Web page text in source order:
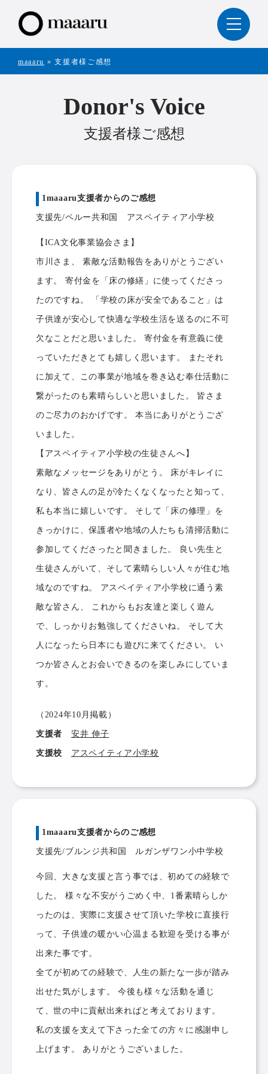
maaaru » 支援者様ご感想
Donor's Voice
支援者様ご感想
1maaaru支援者からのご感想
支援先/ペルー共和国 アスペイティア小学校
【ICA文化事業協会さま】
市川さま、 素敵な活動報告をありがとうござい
ます。 寄付金を「床の修繕」に使ってくださっ
たのですね。 「学校の床が安全であること」は
子供達が安心して快適な学校生活を送るのに不可
欠なことだと思いました。 寄付金を有意義に使
っていただきとても嬉しく思います。 またそれ
に加えて、この事業が地域を巻き込む奉仕活動に
繋がったのも素晴らしいと思いました。 皆さま
のご尽力のおかげです。 本当にありがとうござ
いました。
【アスペイティア小学校の生徒さんへ】
素敵なメッセージをありがとう。 床がキレイに
なり、皆さんの足が冷たくなくなったと知って、
私も本当に嬉しいです。 そして「床の修理」を
きっかけに、保護者や地域の人たちも清掃活動に
参加してくださったと聞きました。 良い先生と
生徒さんがいて、そして素晴らしい人々が住む地
域なのですね。 アスペイティア小学校に通う素
敵な皆さん、 これからもお友達と楽しく遊ん
で、しっかりお勉強してくださいね。 そして大
人になったら日本にも遊びに来てください。 い
つか皆さんとお会いできるのを楽しみにしていま
す。
（2024年10月掲載）
支援者 安井 伸子
支援校 アスペイティア小学校
1maaaru支援者からのご感想
支援先/ブルンジ共和国 ルガンザワン小中学校
今回、大きな支援と言う事では、初めての経験で
した。 様々な不安がうごめく中、1番素晴らしか
ったのは、実際に支援させて頂いた学校に直接行
って、子供達の暖かい心温まる歓迎を受ける事が
出来た事です。
全てが初めての経験で、人生の新たな一歩が踏み
出せた気がします。 今後も様々な活動を通じ
て、世の中に貢献出来ればと考えております。
私の支援を支えて下さった全ての方々に感謝申し
上げます。 ありがとうございました。